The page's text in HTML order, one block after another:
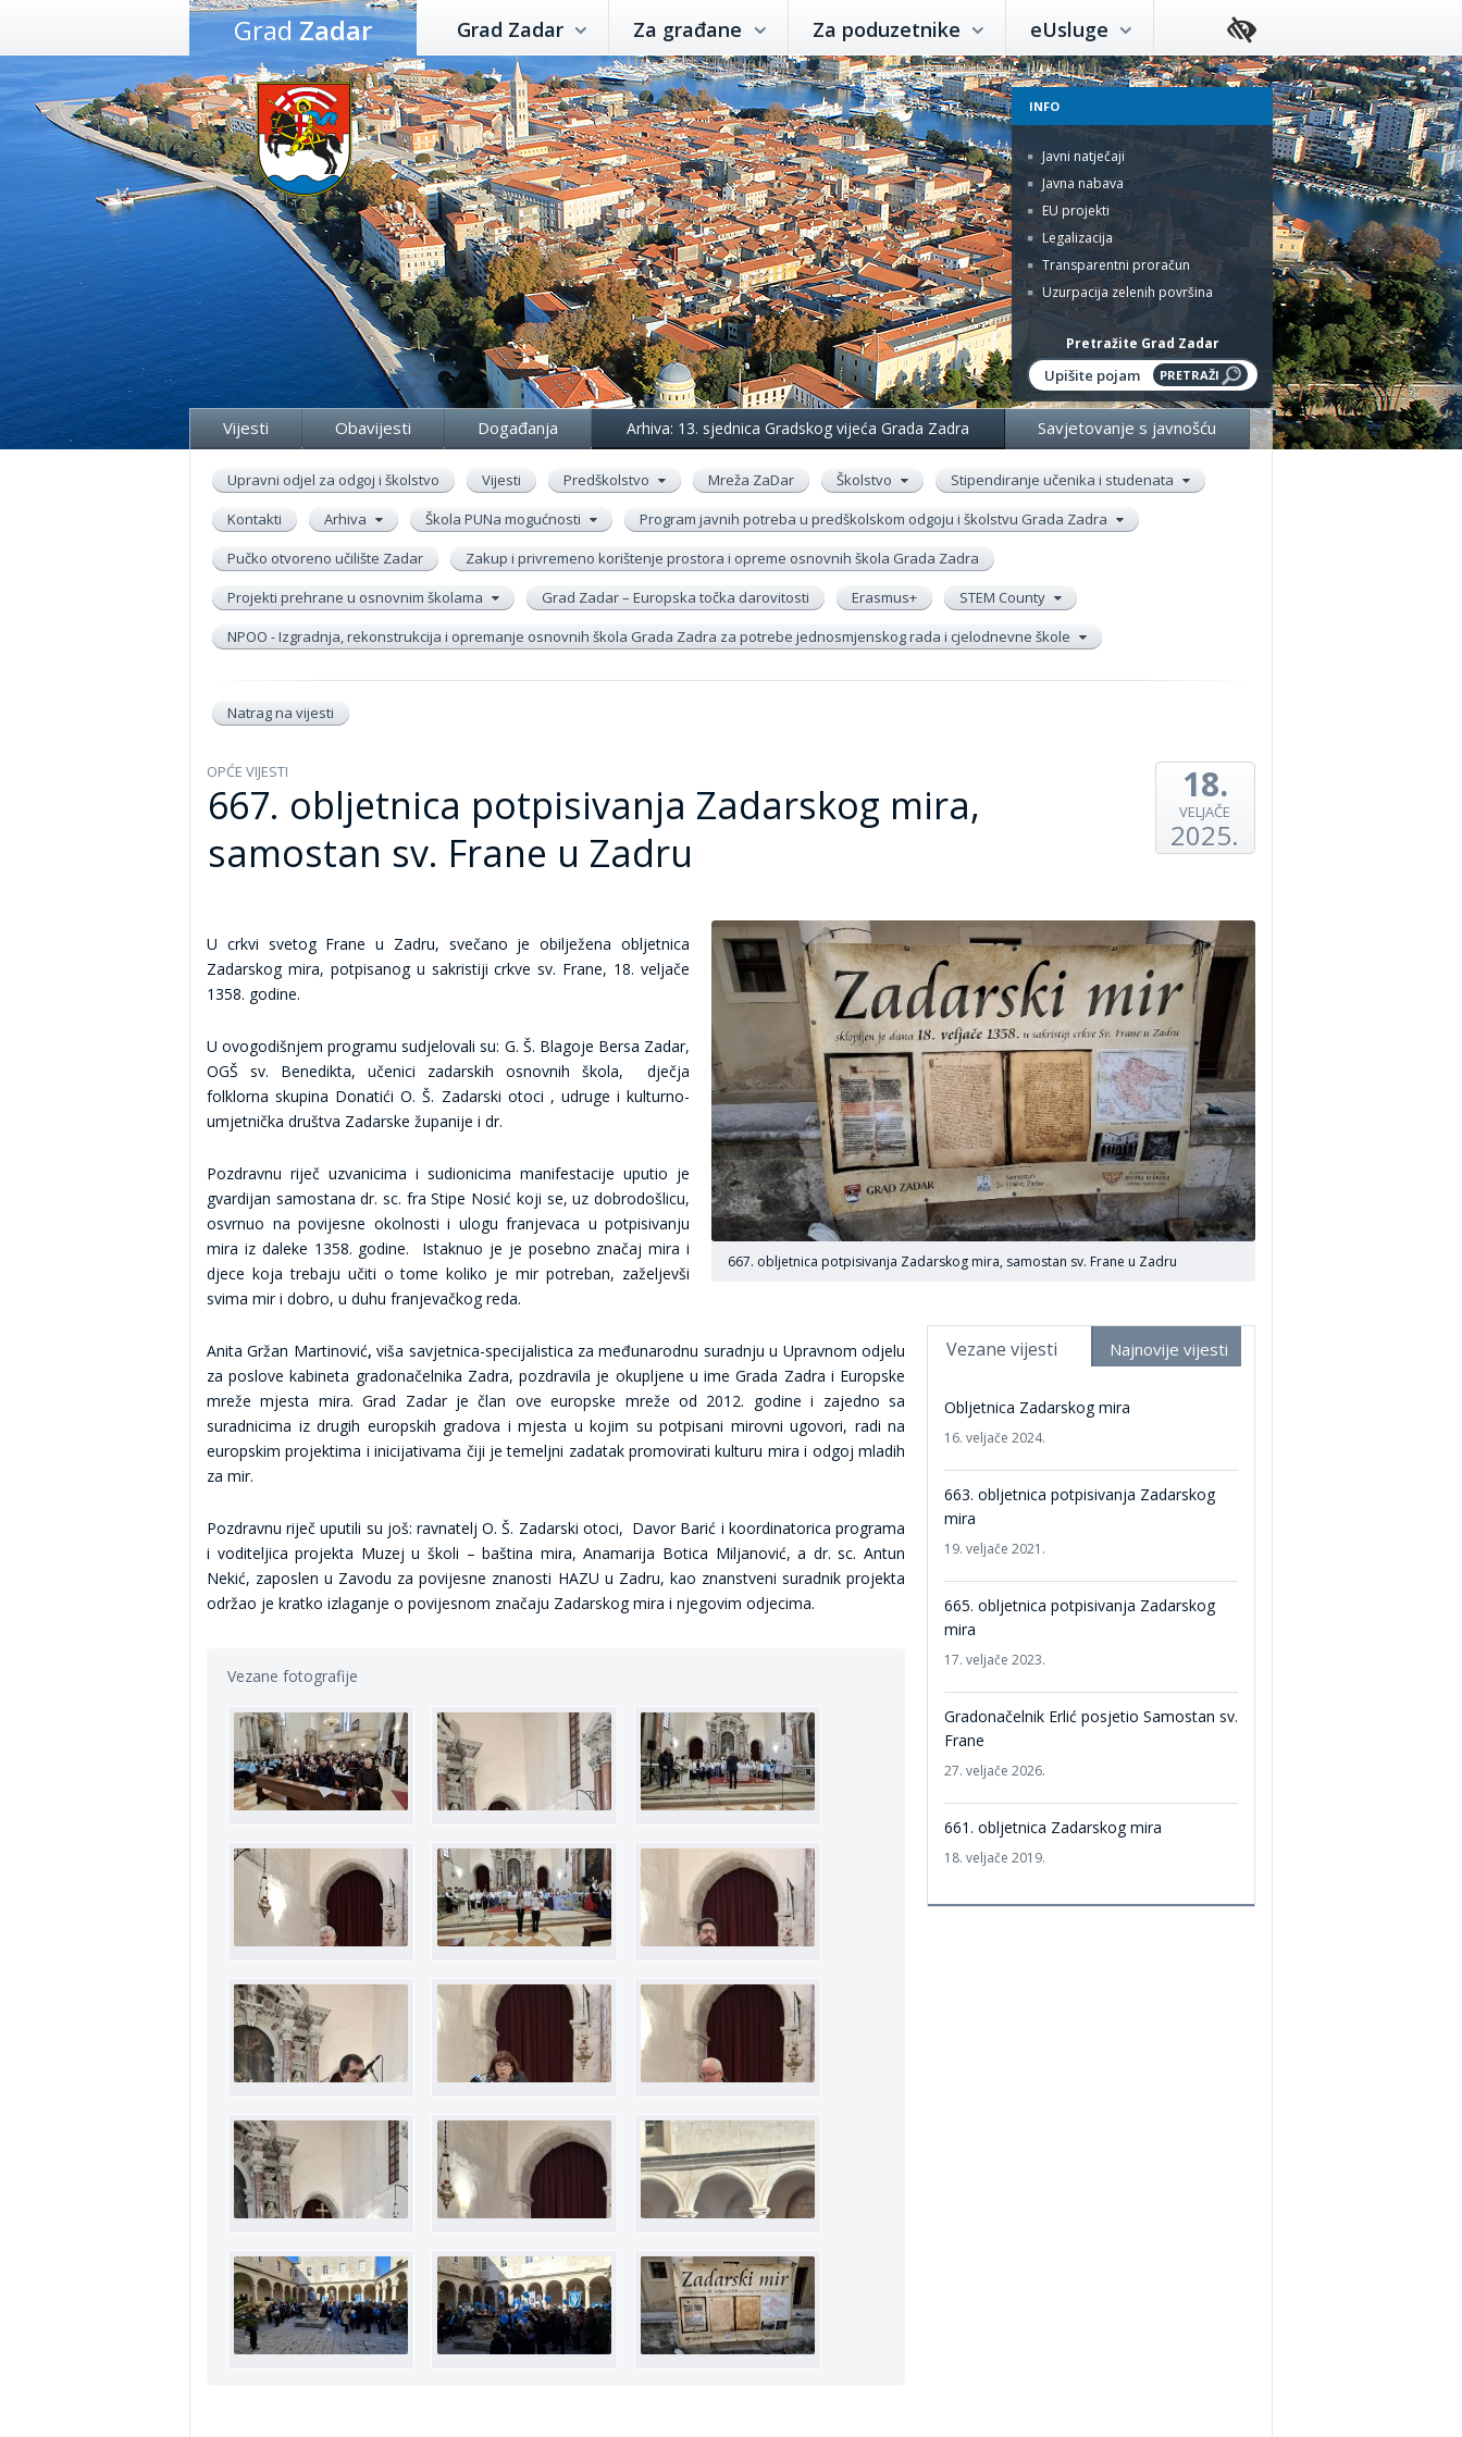
Preskoči
sadržaj
GradZadar Grad Zadar Za građane Za poduzetnike eUsluge
INFO
Javni natječaji
Javna nabava
EU projekti
Legalizacija
Transparentni proračun
Uzurpacija zelenih površina
Pretražite Grad Zadar
Vijesti Obavijesti Događanja Arhiva: 13. sjednica Gradskog vijeća Grada Zadra Savjetovanje s javnošću
Upravni odjel za odgoj i školstvo Vijesti Predškolstvo Mreža ZaDar Školstvo
Stipendiranje učenika i studenata
Kontakti
Arhiva Škola PUNa mogućnosti
Program javnih potreba u predškolskom odgoju i školstvu Grada Zadra
Pučko otvoreno učilište Zadar
Zakup i privremeno korištenje prostora i opreme osnovnih škola Grada Zadra
Projekti prehrane u osnovnim školama
Grad Zadar – Europska točka darovitosti Erasmus+
STEM County
NPOO - Izgradnja, rekonstrukcija i opremanje osnovnih škola Grada Zadra za potrebe jednosmjenskog rada i cjelodnevne škole
Natrag na vijesti
OPĆE VIJESTI
667. obljetnica potpisivanja Zadarskog mira,
samostan sv. Frane u Zadru
18.
VELJAČE
2025.
667. obljetnica potpisivanja Zadarskog mira, samostan sv. Frane u Zadru
Vezane vijesti Najnovije vijesti
Obljetnica Zadarskog mira
16. veljače 2024.
663. obljetnica potpisivanja Zadarskog
mira
19. veljače 2021.
665. obljetnica potpisivanja Zadarskog
mira
17. veljače 2023.
Gradonačelnik Erlić posjetio Samostan sv.
Frane
27. veljače 2026.
661. obljetnica Zadarskog mira
18. veljače 2019.
U crkvi svetog Frane u Zadru, svečano je obilježena obljetnica
Zadarskog mira, potpisanog u sakristiji crkve sv. Frane, 18. veljače
1358. godine.
U ovogodišnjem programu sudjelovali su: G. Š. Blagoje Bersa Zadar,
OGŠ sv. Benedikta, učenici zadarskih osnovnih škola, dječja
folklorna skupina Donatići O. Š. Zadarski otoci , udruge i kulturno-
umjetnička društva Zadarske županije i dr.
Pozdravnu riječ uzvanicima i sudionicima manifestacije uputio je
gvardijan samostana dr. sc. fra Stipe Nosić koji se, uz dobrodošlicu,
osvrnuo na povijesne okolnosti i ulogu franjevaca u potpisivanju
mira iz daleke 1358. godine. Istaknuo je je posebno značaj mira i
djece koja trebaju učiti o tome koliko je mir potreban, zaželjevši
svima mir i dobro, u duhu franjevačkog reda.
Anita Gržan Martinović, viša savjetnica-specijalistica za međunarodnu suradnju u Upravnom odjelu
za poslove kabineta gradonačelnika Zadra, pozdravila je okupljene u ime Grada Zadra i Europske
mreže mjesta mira. Grad Zadar je član ove europske mreže od 2012. godine i zajedno sa
suradnicima iz drugih europskih gradova i mjesta u kojim su potpisani mirovni ugovori, radi na
europskim projektima i inicijativama čiji je temeljni zadatak promovirati kulturu mira i odgoj mladih
za mir.
Pozdravnu riječ uputili su još: ravnatelj O. Š. Zadarski otoci, Davor Barić i koordinatorica programa
i voditeljica projekta Muzej u školi – baština mira, Anamarija Botica Miljanović, a dr. sc. Antun
Nekić, zaposlen u Zavodu za povijesne znanosti HAZU u Zadru, kao znanstveni suradnik projekta
održao je kratko izlaganje o povijesnom značaju Zadarskog mira i njegovim odjecima.
Vezane fotografije